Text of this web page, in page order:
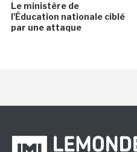
Le ministère de
l'Éducation nationale ciblé
par une attaque